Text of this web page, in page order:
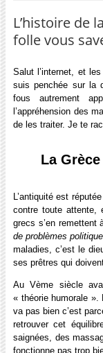
L’histoire de
folle vous
Salut l’internet, et
suis penchée sur la
fous autrement
l’appréhension des
de les traiter. Je te
La
L’antiquité est
contre toute attente,
grecs s’en remettent
de problèmes
maladies, c’est le
ses prêtres qui
Au Vème siècle
« théorie humorale
va pas bien c’est
retrouver cet
saignées, des
fonctionne pas trop